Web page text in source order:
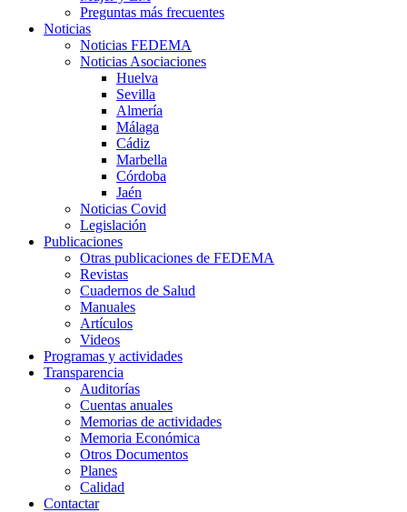
Preguntas más frecuentes
Noticias
Noticias FEDEMA
Noticias Asociaciones
Huelva
Sevilla
Almería
Málaga
Cádiz
Marbella
Córdoba
Jaén
Noticias Covid
Legislación
Publicaciones
Otras publicaciones de FEDEMA
Revistas
Cuadernos de Salud
Manuales
Artículos
Videos
Programas y actividades
Transparencia
Auditorías
Cuentas anuales
Memorias de actividades
Memoria Económica
Otros Documentos
Planes
Calidad
Contactar